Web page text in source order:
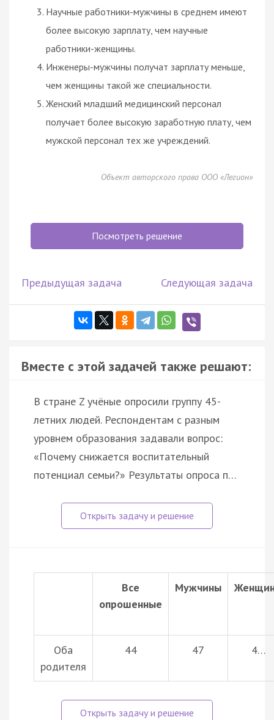
Научные работники-мужчины в среднем имеют
более высокую зарплату, чем научные
работники-женщины.
Инженеры-мужчины получат зарплату меньше,
чем женщины такой же специальности.
Женский младший медицинский персонал
получает более высокую заработную плату, чем
мужской персонал тех же учреждений.
Объект авторского права ООО «Легион»
Посмотреть решение
Предыдущая задача Следующая задача
Вместе с этой задачей также решают:
В стране Z учёные опросили группу 45-
летних людей. Респондентам с разным
уровнем образования задавали вопрос:
«Почему снижается воспитательный
потенциал семьи?» Результаты опроса п…
Все
опрошенные
Мужчины
Оба
родителя
44 47 4…